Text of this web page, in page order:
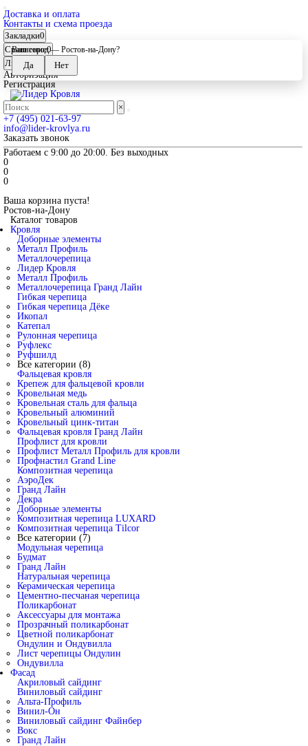
Доставка и оплата
Контакты и схема проезда
Закладки0
Сравнение0
Личный кабинет
Авторизация
Регистрация
×
+7 (495) 021-63-97
info@lider-krovlya.ru
Заказать звонок
Работаем с 9:00 до 20:00. Без выходных
0
0
0
Ваша корзина пуста!
Ростов-на-Дону
Ваш город — Ростов-на-Дону?
Каталог товаров
Кровля
Доборные элементы
Металл Профиль
Металлочерепица
Лидер Кровля
Металл Профиль
Металлочерепица Гранд Лайн
Гибкая черепица
Гибкая черепица Дёке
Икопал
Катепал
Рулонная черепица
Руфлекс
Руфшилд
Все категории (8)
Фальцевая кровля
Крепеж для фальцевой кровли
Кровельная медь
Кровельная сталь для фальца
Кровельный алюминий
Кровельный цинк-титан
Фальцевая кровля Гранд Лайн
Профлист для кровли
Профлист Металл Профиль для кровли
Профнастил Grand Line
Композитная черепица
АэроДек
Гранд Лайн
Декра
Доборные элементы
Композитная черепица LUXARD
Композитная черепица Tilcor
Все категории (7)
Модульная черепица
Будмат
Гранд Лайн
Натуральная черепица
Керамическая черепица
Цементно-песчаная черепица
Поликарбонат
Аксессуары для монтажа
Прозрачный поликарбонат
Цветной поликарбонат
Ондулин и Ондувилла
Лист черепицы Ондулин
Ондувилла
Фасад
Акриловый сайдинг
Виниловый сайдинг
Альта-Профиль
Винил-Он
Виниловый сайдинг Файнбер
Вокс
Гранд Лайн